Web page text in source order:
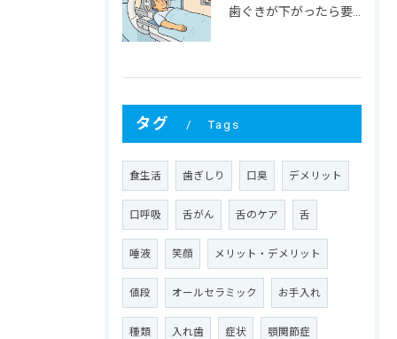
タグ Tags
食生活 歯ぎしり 口臭 デメリット
口呼吸 舌がん 舌のケア 舌
唾液 笑顔 メリット・デメリット
値段 オールセラミック お手入れ
種類 入れ歯 症状 顎関節症